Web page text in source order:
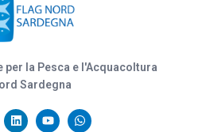
per la Pesca e l'Acquacoltura
Sardegna